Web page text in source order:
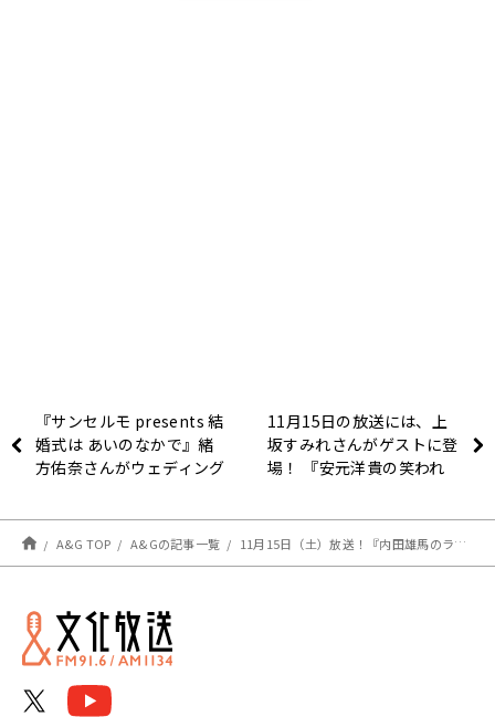
『サンセルモ presents 結
婚式は あいのなかで』緒
方佑奈さんがウェディング
(12月14日・12月21日)
11月15日の放送には、上
坂すみれさんがゲストに登
場！ 『安元洋貴の笑われ
A&G TOP A&Gの記事一覧 11月15日（土）放送！『内田雄馬のラジオでいただきまーす』7杯目